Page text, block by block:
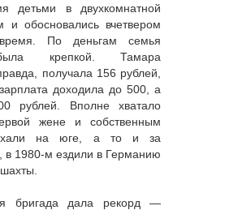
детьми в двухкомнатной
и обосновались вчетвером
По деньгам семья
крепкой. Тамара
получала 156 рублей,
доходила до 500, а
рублей. Вполне хватало
жене и собственным
на юге, а то и за
в 1980-м ездили в Германию
бригада дала рекорд —